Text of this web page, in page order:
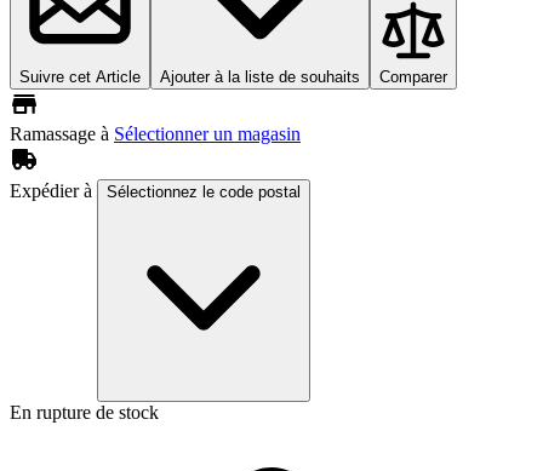
Suivre cet Article Ajouter à la liste de souhaits Comparer
Ramassage à Sélectionner un magasin
Expédier à Sélectionnez le code postal
En rupture de stock